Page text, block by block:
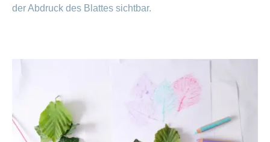
der Abdruck des Blattes sichtbar.